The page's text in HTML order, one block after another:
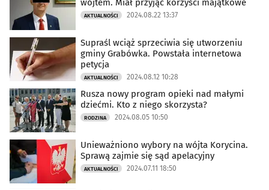
wójtem. Miał przyjąć korzyści majątkowe
AKTUALNOŚCI 2024.08.22 13:37
Supraśl wciąż sprzeciwia się utworzeniu
gminy Grabówka. Powstała internetowa
petycja
AKTUALNOŚCI 2024.08.12 10:28
Rusza nowy program opieki nad małymi
dziećmi. Kto z niego skorzysta?
RODZINA 2024.08.05 10:50
Unieważniono wybory na wójta Korycina.
Sprawą zajmie się sąd apelacyjny
AKTUALNOŚCI 2024.07.11 18:50